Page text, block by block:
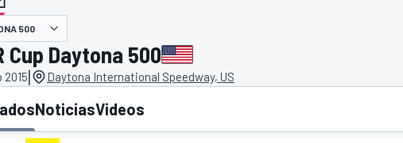
presentado por
500
Cup Daytona 500
2015| Daytona International Speedway, US
NoticiasVideos